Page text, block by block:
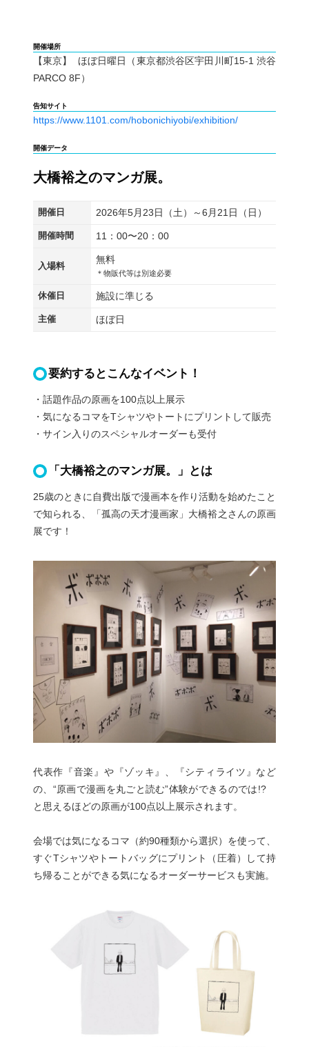
開催場所
【東京】 ほぼ日曜日（東京都渋谷区宇田川町15-1 渋谷
PARCO 8F）
告知サイト
https://www.1101.com/hobonichiyobi/exhibition/
開催データ
大橋裕之のマンガ展。
開催日 2026年5月23日（土）～6月21日（日）
開催時間 11：00〜20：00
入場料
無料
＊物販代等は別途必要
休催日 施設に準じる
主催 ほぼ日
要約するとこんなイベント！
・話題作品の原画を100点以上展示
・気になるコマをTシャツやトートにプリントして販売
・サイン入りのスペシャルオーダーも受付
「大橋裕之のマンガ展。」とは
25歳のときに自費出版で漫画本を作り活動を始めたこと
で知られる、「孤高の天才漫画家」大橋裕之さんの原画
展です！
代表作『⾳楽』や『ゾッキ』、『シティライツ』など
の、“原画で漫画を丸ごと読む”体験ができるのでは!?
と思えるほどの原画が100点以上展示されます。
会場では気になるコマ（約90種類から選択）を使って、
すぐTシャツやトートバッグにプリント（圧着）して持
ち帰ることができる気になるオーダーサービスも実施。